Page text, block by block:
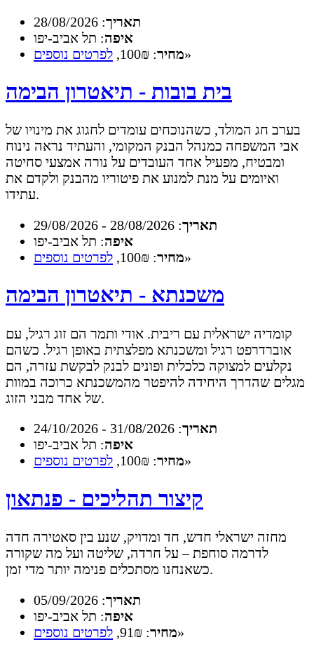
תאריך: 28/08/2026
איפה: תל אביב-יפו
מחיר: 100₪, לפרטים נוספים »
בית בובות - תיאטרון הבימה
בערב חג המולד, כשהנוכחים עומדים לחגוג את מינויו של
אבי המשפחה כמנהל הבנק המקומי, והעתיד נראה נינוח
ומבטיח, מפעיל אחד העובדים על נורה אמצעי סחיטה
ואיומים על מנת למנוע את פיטוריו מהבנק ולקדם את
עתידו.
תאריך: 28/08/2026 - 29/08/2026
איפה: תל אביב-יפו
מחיר: 100₪, לפרטים נוספים »
משכנתא - תיאטרון הבימה
קומדיה ישראלית עם ריבית. אודי ותמר הם זוג רגיל, עם
אוברדרפט רגיל ומשכנתא מפלצתית באופן רגיל. כשהם
נקלעים למצוקה כלכלית ופונים לבנק לבקשת עזרה, הם
מגלים שהדרך היחידה להיפטר מהמשכנתא כרוכה במוות
של אחד מבני הזוג.
תאריך: 31/08/2026 - 24/10/2026
איפה: תל אביב-יפו
מחיר: 100₪, לפרטים נוספים »
קיצור תהליכים - פנתאון
מחזה ישראלי חדש, חד ומדויק, שנע בין סאטירה חדה
לדרמה סוחפת – על חרדה, שליטה ועל מה שקורה
כשאנחנו מסתכלים פנימה יותר מדי זמן.
תאריך: 05/09/2026
איפה: תל אביב-יפו
מחיר: 91₪, לפרטים נוספים »